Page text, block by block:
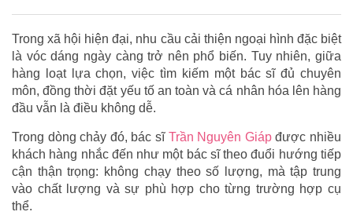
Trong xã hội hiện đại, nhu cầu cải thiện ngoại hình đặc biệt
là vóc dáng ngày càng trở nên phổ biến. Tuy nhiên, giữa
hàng loạt lựa chọn, việc tìm kiếm một bác sĩ đủ chuyên
môn, đồng thời đặt yếu tố an toàn và cá nhân hóa lên hàng
đầu vẫn là điều không dễ.
Trong dòng chảy đó, bác sĩ Trần Nguyên Giápđược nhiều
khách hàng nhắc đến như một bác sĩ theo đuổi hướng tiếp
cận thận trọng: không chạy theo số lượng, mà tập trung
vào chất lượng và sự phù hợp cho từng trường hợp cụ
thể.